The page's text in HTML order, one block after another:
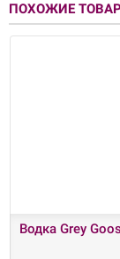
ПОХОЖИЕ
Водка Grey